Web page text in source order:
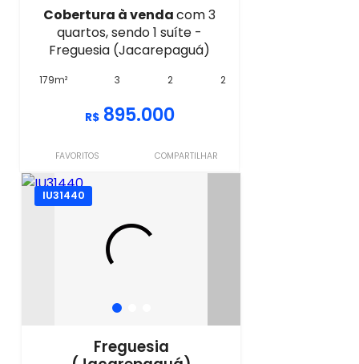
Cobertura à vendacom 3
quartos, sendo 1 suíte -
Freguesia (Jacarepaguá)
179m² 3 2 2
R$ 895.000
FAVORITOS COMPARTILHAR
IU31440
Freguesia